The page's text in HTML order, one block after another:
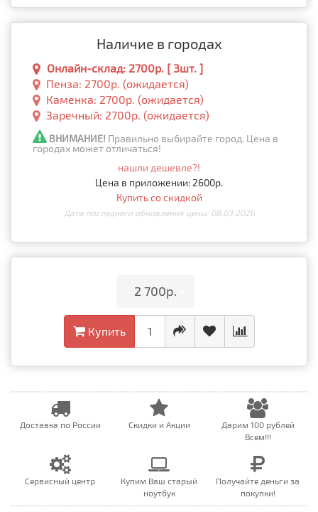
Наличие в городах
Онлайн-склад: 2700р. [ 3шт. ]
Пенза: 2700р. (ожидается)
Каменка: 2700р. (ожидается)
Заречный: 2700р. (ожидается)
ВНИМАНИЕ! Правильно выбирайте город. Цена в
городах может отличаться!
нашли дешевле?!
Цена в приложении: 2600р.
Купить со скидкой
Дата последнего обновления цены: 08.03.2026
2 700р.
Купить
Доставка по России Скидки и Акции
Дарим 100 рублей
Всем!!!
Сервисный центр
Купим Ваш старый
ноутбук
Получайте деньги за
покупки!